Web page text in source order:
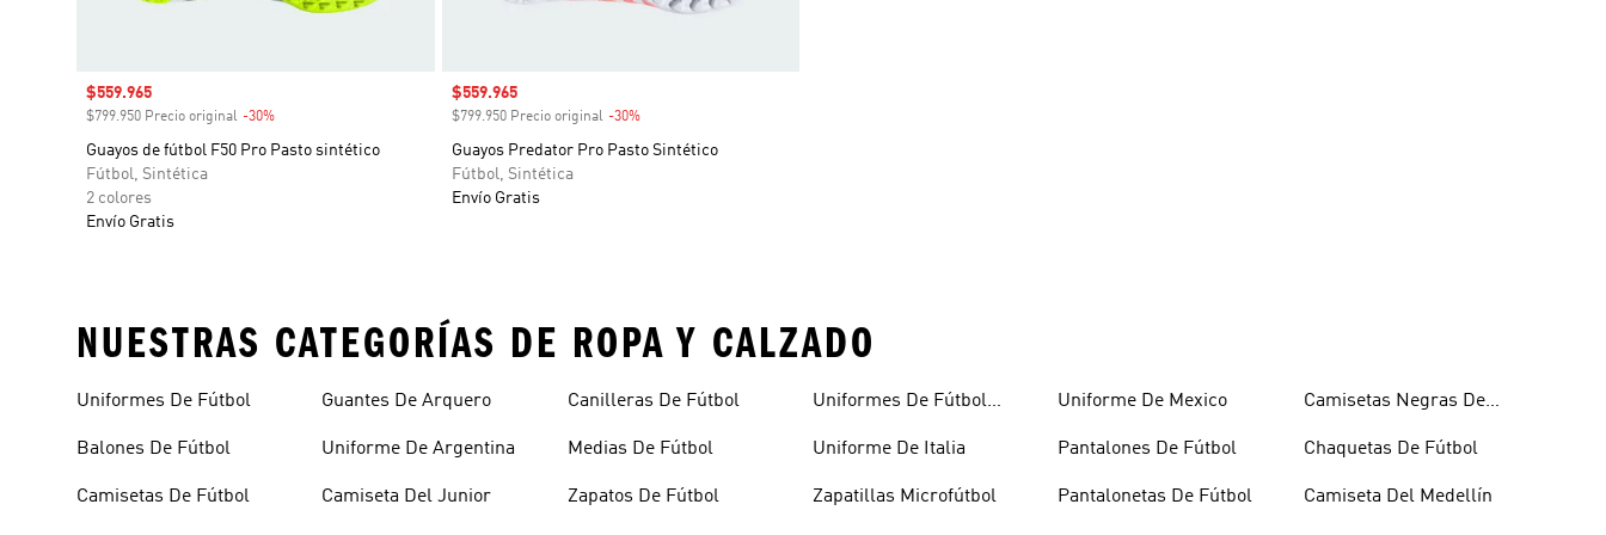
Precio de venta
$559.965
$799.950 Precio original -30%
Guayos de fútbol F50 Pro Pasto sintético
Fútbol, Sintética
2 colores
Envío Gratis
Precio de venta
$559.965
$799.950 Precio original -30%Descuento
Guayos Predator Pro Pasto Sintético
Fútbol, Sintética
Envío Gratis
NUESTRAS CATEGORÍAS DE ROPA Y CALZADO
Uniformes De Fútbol
Balones De Fútbol
Camisetas De Fútbol
Guantes De Arquero
Uniforme De Argentina
Camiseta Del Junior
Canilleras De Fútbol
Medias De Fútbol
Zapatos De Fútbol
Uniformes De Fútbol
Uniforme De Italia
Zapatillas Microfútbol
Uniforme De Mexico
Pantalones De Fútbol
Pantalonetas De Fútbol
Camisetas Negras De
Chaquetas De Fútbol
Camiseta Del Medellín